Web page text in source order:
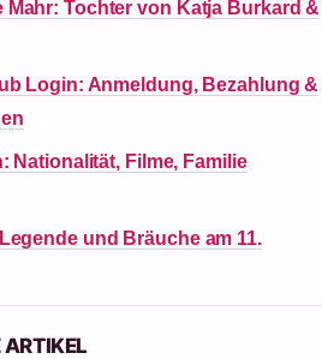
Mahr: Tochter von Katja Burkard &
Login: Anmeldung, Bezahlung &
Nationalität, Filme, Familie
und Bräuche am 11.